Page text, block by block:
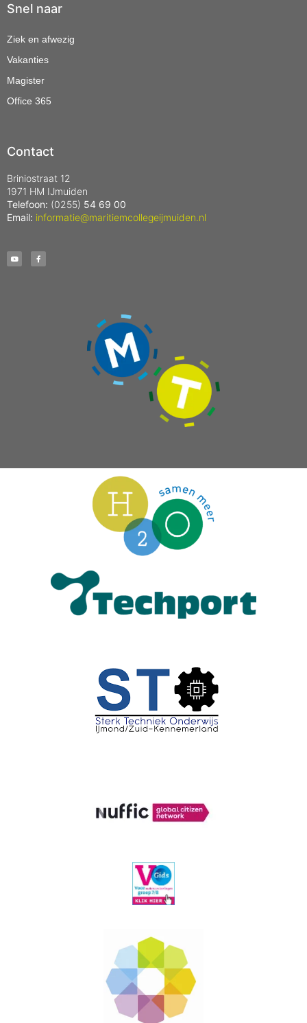
Snel naar
Ziek en afwezig
Vakanties
Magister
Office 365
Contact
Briniostraat 12
1971 HM IJmuiden
Telefoon: (0255) 54 69 00
Email: informatie@maritiemcollegeijmuiden.nl